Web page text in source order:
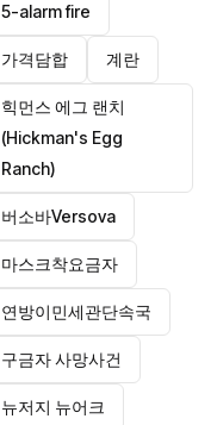
5-alarm fire
가격담합 계란
힉먼스 에그 랜치
(Hickman's Egg
Ranch)
버소바Versova
마스크착요금자
연방이민세관단속국
구금자 사망사건
뉴저지 뉴어크